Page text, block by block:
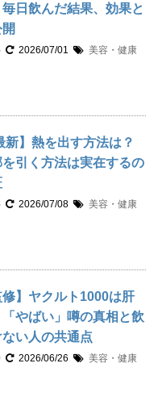
日飲んだ結果、効果と
2026/07/01
美容・健康
新】熱を出す方法は？
引く方法は実在するの
2026/07/08
美容・健康
修】ヤクルト1000は肝
やばい」噂の真相と飲
い人の共通点
2026/06/26
美容・健康